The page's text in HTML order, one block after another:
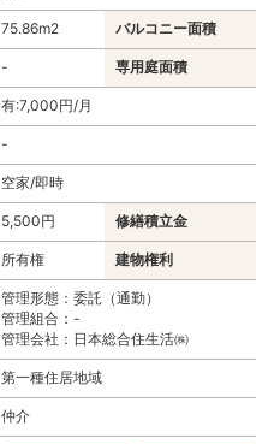
75.86m2 バルコニー面積
- 専用庭面積
有:7,000円/月
-
空家/即時
5,500円 修繕積立金
所有権 建物権利
管理形態：委託（通勤）
管理組合：-
管理会社：日本総合住生活㈱
第一種住居地域
仲介